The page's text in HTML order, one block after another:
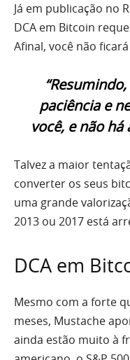
Já em publicação no
DCA em Bitcoin
Afinal, você não
paciência e
você, e não há
Talvez a maior
converter os seus
uma grande
2013 ou 2017 está
DCA em
Mesmo com a forte
meses, Mustache
ainda estão muito à